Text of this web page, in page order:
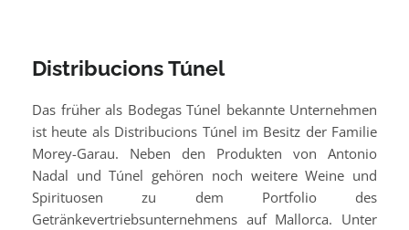
Distribucions Túnel
Das früher als Bodegas Túnel bekannte Unternehmen
ist heute als Distribucions Túnel im Besitz der Familie
Morey-Garau. Neben den Produkten von Antonio
Nadal und Túnel gehören noch weitere Weine und
Spirituosen zu dem Portfolio des
Getränkevertriebsunternehmens auf Mallorca. Unter